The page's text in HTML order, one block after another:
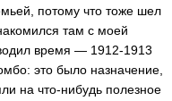
потому что тоже шел
там с моей
время — 1912-1913
это было назначение,
на что-нибудь полезное